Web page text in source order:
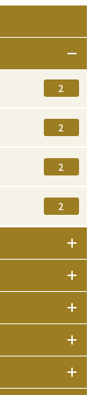
2
2
2
2